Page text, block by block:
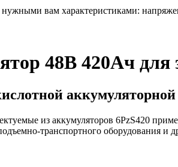
вам характеристиками:
48В 420Ач
аккумуляторной
из аккумуляторов 6PzS420
транспортного оборудования и